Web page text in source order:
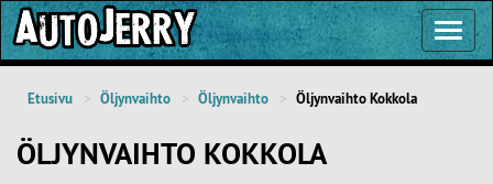
Etusivu Öljynvaihto Öljynvaihto Öljynvaihto Kokkola
ÖLJYNVAIHTO KOKKOLA